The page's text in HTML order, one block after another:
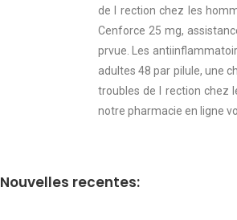
de l rection chez les
Cenforce 25 mg,
prvue. Les
adultes 48 par pilule, une
troubles de l rection chez
notre pharmacie en ligne
Nouvelles recentes: